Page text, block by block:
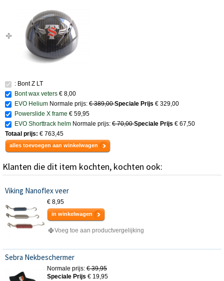
: Bont Z LT
Bont wax veters € 8,00
EVO Helium Normale prijs: € 389,00Speciale Prijs € 329,00
Powerslide X frame € 59,95
EVO Shorttrack helm Normale prijs: € 70,00Speciale Prijs € 67,50
Totaal prijs: € 763,45
alles toevoegen aan winkelwagen
Klanten die dit item kochten, kochten ook:
Viking Nanoflex veer
€ 8,95
in winkelwagen
Voeg toe aan productvergelijking
Sebra Nekbeschermer
Normale prijs: € 39,95
Speciale Prijs € 19,95